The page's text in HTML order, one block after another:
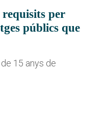
per
públics que
15 anys de